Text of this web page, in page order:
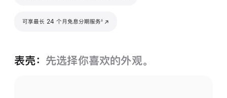
可享最长 24 个月免息分期服务◊
(在新窗口中打开)
表壳： 先选择你喜欢的外观。